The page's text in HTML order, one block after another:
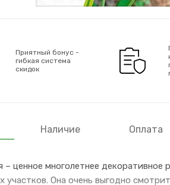
Приятный бонус -
гибкая система
скидок
Наличие Оплата
– ценное многолетнее
участков. Она очень выгодно